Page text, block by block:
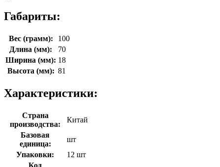
Габариты:
Вес (грамм):
100
Длина (мм):
70
Ширина (мм): 18
Высота (мм): 81
Характеристики:
Страна
производства:
Китай
Базовая
единица:
шт
Упаковки:
12 шт
Код